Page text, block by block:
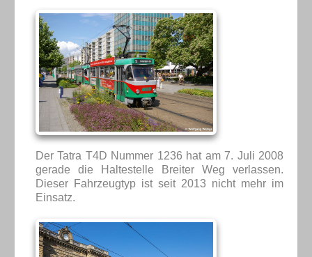
Der Tatra T4D Nummer 1236 hat am 7. Juli 2008
gerade die Haltestelle Breiter Weg verlassen.
Dieser Fahrzeugtyp ist seit 2013 nicht mehr im
Einsatz.